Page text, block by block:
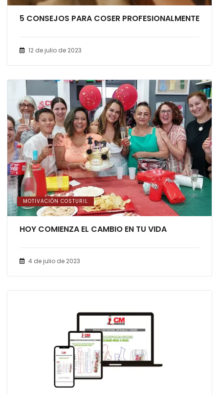
5 CONSEJOS PARA COSER PROFESIONALMENTE
12 de julio de 2023
MOTIVACIÓN COSTURIL
HOY COMIENZA EL CAMBIO EN TU VIDA
4 de julio de 2023